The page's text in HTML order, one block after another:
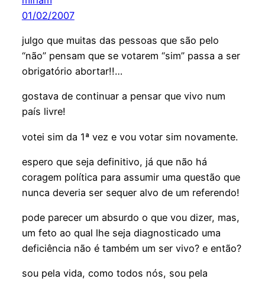
01/02/2007
julgo que muitas das pessoas que são pelo
“não” pensam que se votarem “sim” passa a ser
obrigatório abortar!!…
gostava de continuar a pensar que vivo num
país livre!
votei sim da 1ª vez e vou votar sim novamente.
espero que seja definitivo, já que não há
coragem política para assumir uma questão que
nunca deveria ser sequer alvo de um referendo!
pode parecer um absurdo o que vou dizer, mas,
um feto ao qual lhe seja diagnosticado uma
deficiência não é também um ser vivo? e então?
sou pela vida, como todos nós, sou pela